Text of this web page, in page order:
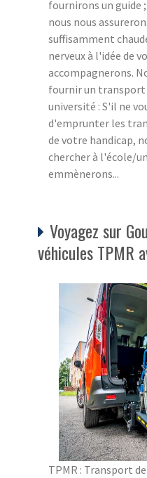
fournirons un guide
nous nous
suffisamment
nerveux à l'idée de
accompagnerons.
fournir un transport
université : S'il ne
d'emprunter les
de votre handicap,
chercher à l'école/
emmènerons...
Voyagez sur
véhicules TPMR
TPMR : Transport